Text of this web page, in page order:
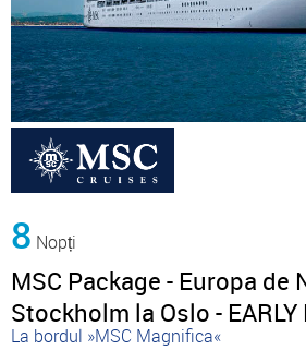
8 Nopți
MSC Package - Europa de
Stockholm la Oslo - EARLY
La bordul »MSC Magnifica«